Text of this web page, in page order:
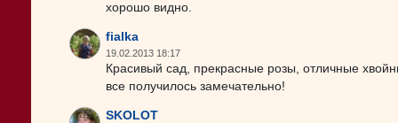
хорошо видно.
fialka
19.02.2013 18:17
Красивый сад, прекрасные розы, отличные
все получилось замечательно!
SKOLOT